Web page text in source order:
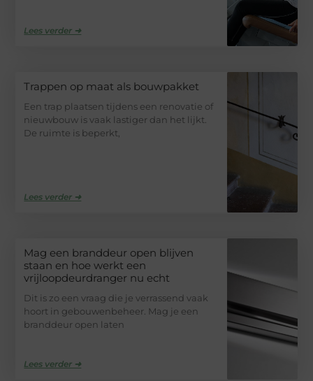
Lees verder ➜
Trappen op maat als bouwpakket
Een trap plaatsen tijdens een renovatie of
nieuwbouw is vaak lastiger dan het lijkt.
De ruimte is beperkt,
Lees verder ➜
Mag een branddeur open blijven
staan en hoe werkt een
vrijloopdeurdranger nu echt
Dit is zo een vraag die je verrassend vaak
hoort in gebouwenbeheer. Mag je een
branddeur open laten
Lees verder ➜